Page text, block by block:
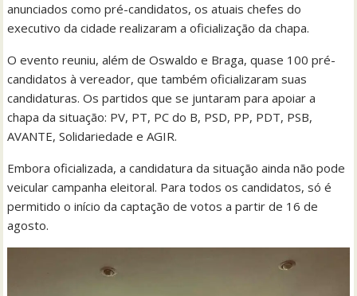
anunciados como pré-candidatos, os atuais chefes do
executivo da cidade realizaram a oficialização da chapa.
O evento reuniu, além de Oswaldo e Braga, quase 100 pré-
candidatos à vereador, que também oficializaram suas
candidaturas. Os partidos que se juntaram para apoiar a
chapa da situação: PV, PT, PC do B, PSD, PP, PDT, PSB,
AVANTE, Solidariedade e AGIR.
Embora oficializada, a candidatura da situação ainda não pode
veicular campanha eleitoral. Para todos os candidatos, só é
permitido o início da captação de votos a partir de 16 de
agosto.